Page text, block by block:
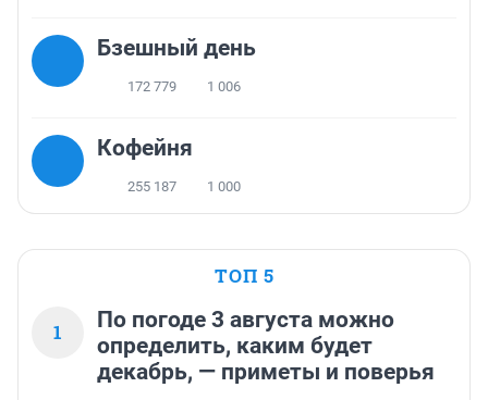
Бзешный день
172 779 1 006
Кофейня
255 187 1 000
ТОП 5
1
По погоде 3 августа можно
определить, каким будет
декабрь, — приметы и поверья